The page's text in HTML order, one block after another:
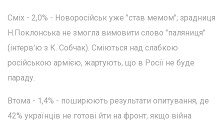
Сміх - 2,0% - Новоросійськ уже "став мемом"; зрадниця
Н.Поклонська не змогла вимовити слово "паляниця"
(інтерв'ю з К. Собчак). Сміються над слабкою
російською армією, жартують, що в Росії не буде
параду.
Втома - 1,4% - поширюють результати опитування, де
42% українців не готові йти на фронт, якщо війна